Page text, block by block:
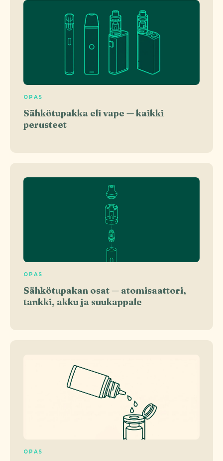
OPAS
Sähkötupakka eli vape — kaikki
perusteet
OPAS
Sähkötupakan osat — atomisaattori,
tankki, akku ja suukappale
OPAS